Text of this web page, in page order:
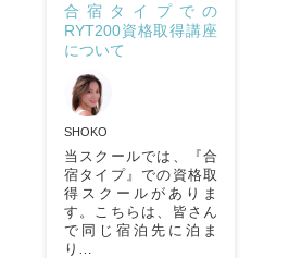
合宿タイプでの
RYT200資格取得講座
について
SHOKO
当スクールでは、『合
宿タイプ』での資格取
得スクールがありま
す。こちらは、皆さん
で同じ宿泊先に泊ま
り…